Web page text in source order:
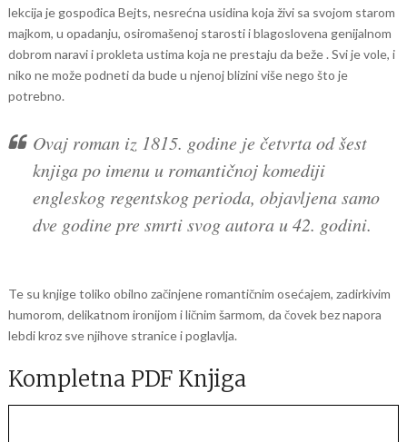
lekcija je gospođica Bejts, nesrećna usidina koja živi sa svojom starom
majkom, u opadanju, osiromašenoj starosti i blagoslovena genijalnom
dobrom naravi i prokleta ustima koja ne prestaju da beže . Svi je vole, i
niko ne može podneti da bude u njenoj blizini više nego što je
potrebno.
Ovaj roman iz 1815. godine je četvrta od šest
knjiga po imenu u romantičnoj komediji
engleskog regentskog perioda, objavljena samo
dve godine pre smrti svog autora u 42. godini.
Te su knjige toliko obilno začinjene romantičnim osećajem, zadirkivim
humorom, delikatnom ironijom i ličnim šarmom, da čovek bez napora
lebdi kroz sve njihove stranice i poglavlja.
Kompletna PDF Knjiga